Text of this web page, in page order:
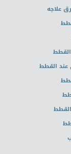
علاجه
عند القطط